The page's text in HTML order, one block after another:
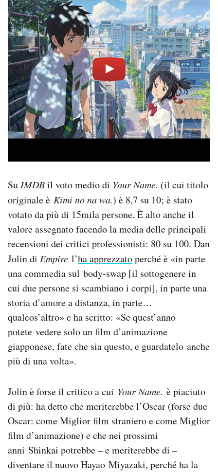
SuIMDBil voto medio di Your Name. (il cui titolo
originale è Kimi no na wa.) è 8,7 su 10; è stato
votato da più di 15mila persone. È alto anche il
valore assegnato facendo la media delle principali
recensioni dei critici professionisti: 80 su 100. Dan
Jolin di Empire l’ha apprezzatoperché è «in parte
una commedia sul body-swap [il sottogenere in
cui due persone si scambiano i corpi], in parte una
storia d’amore a distanza, in parte…
qualcos’altro» e ha scritto: «Se quest’anno
potete vedere solo un film d’animazione
giapponese, fate che sia questo, e guardatelo anche
più di una volta».
Jolin è forse il critico a cui Your Name. è piaciuto
di più: ha detto che meriterebbe l’Oscar (forse due
Oscar: come Miglior film straniero e come Miglior
film d’animazione) e che nei prossimi
anni Shinkai potrebbe – e meriterebbe di –
diventare il nuovo Hayao Miyazaki, perché ha la